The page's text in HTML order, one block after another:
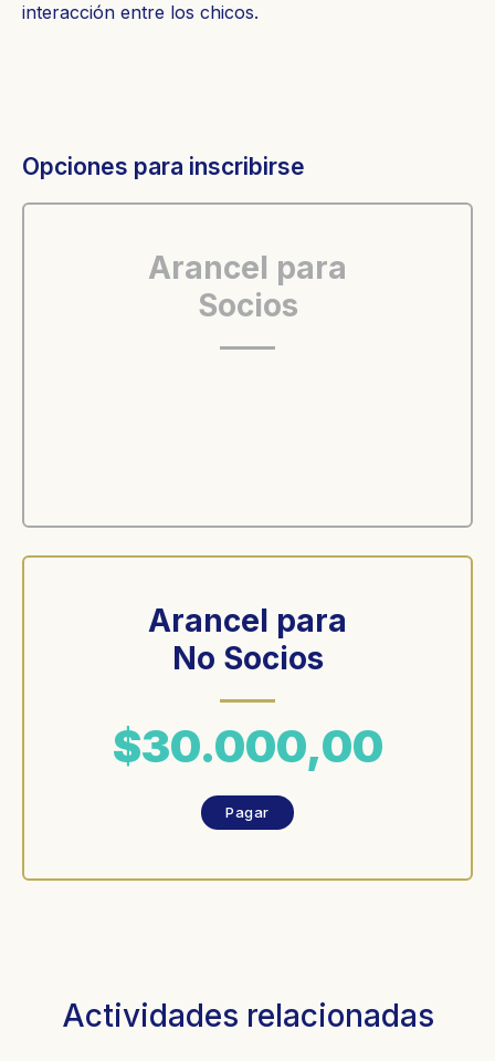
interacción entre los chicos.
Opciones para inscribirse
Arancel para
Socios
Arancel para
No Socios
$30.000,00
Pagar
Actividades relacionadas